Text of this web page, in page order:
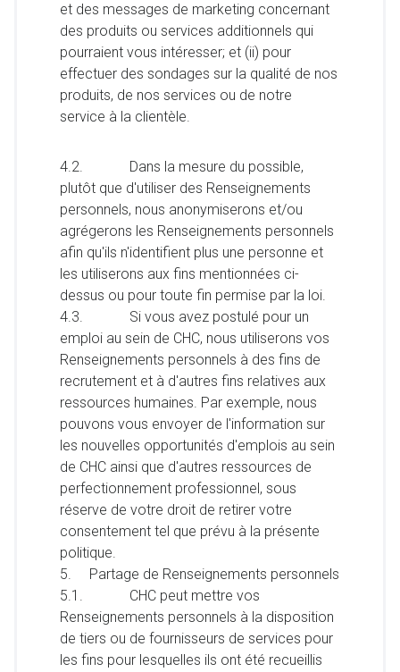
et des messages de marketing concernant
des produits ou services additionnels qui
pourraient vous intéresser; et (ii) pour
effectuer des sondages sur la qualité de nos
produits, de nos services ou de notre
service à la clientèle.
4.2. Dans la mesure du possible,
plutôt que d'utiliser des Renseignements
personnels, nous anonymiserons et/ou
agrégerons les Renseignements personnels
afin qu'ils n'identifient plus une personne et
les utiliserons aux fins mentionnées ci-
dessus ou pour toute fin permise par la loi.
4.3. Si vous avez postulé pour un
emploi au sein de CHC, nous utiliserons vos
Renseignements personnels à des fins de
recrutement et à d'autres fins relatives aux
ressources humaines. Par exemple, nous
pouvons vous envoyer de l'information sur
les nouvelles opportunités d'emplois au sein
de CHC ainsi que d'autres ressources de
perfectionnement professionnel, sous
réserve de votre droit de retirer votre
consentement tel que prévu à la présente
politique.
5. Partage de Renseignements personnels
5.1. CHC peut mettre vos
Renseignements personnels à la disposition
de tiers ou de fournisseurs de services pour
les fins pour lesquelles ils ont été recueillis